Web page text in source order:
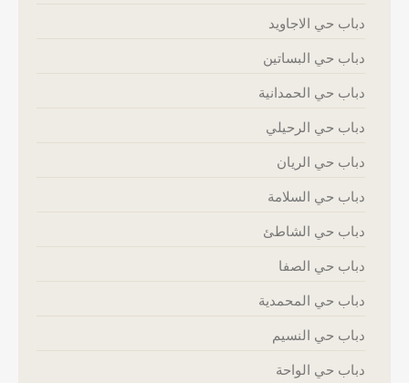
دباب حي الاجاويد
دباب حي البساتين
دباب حي الحمدانية
دباب حي الرحيلي
دباب حي الريان
دباب حي السلامة
دباب حي الشاطئ
دباب حي الصفا
دباب حي المحمدية
دباب حي النسيم
دباب حي الواحة